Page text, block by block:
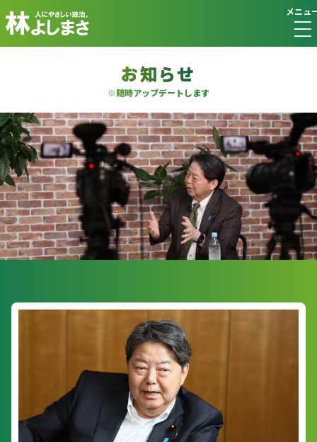
メニュ
お知らせ
※随時アップデートします